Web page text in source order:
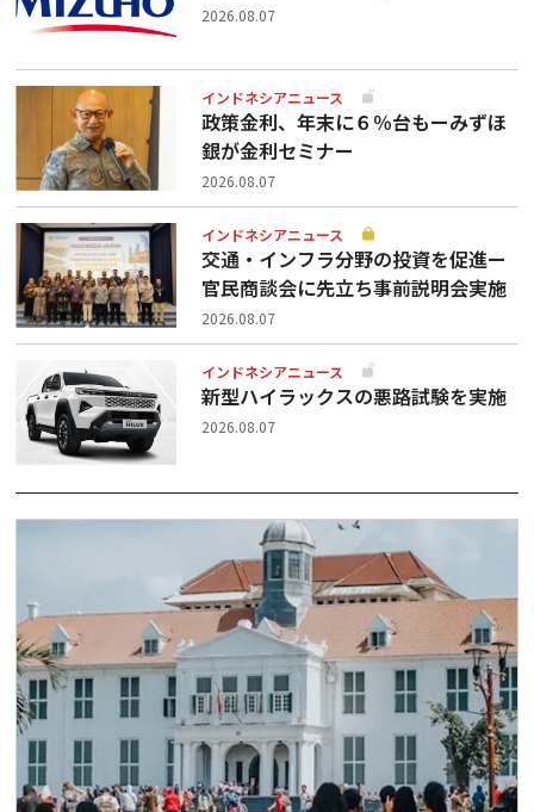
2026.08.07
インドネシアニュース
政策金利、年末に６％台もーみずほ
銀が金利セミナー
2026.08.07
インドネシアニュース
交通・インフラ分野の投資を促進ー
官民商談会に先立ち事前説明会実施
2026.08.07
インドネシアニュース
新型ハイラックスの悪路試験を実施
2026.08.07